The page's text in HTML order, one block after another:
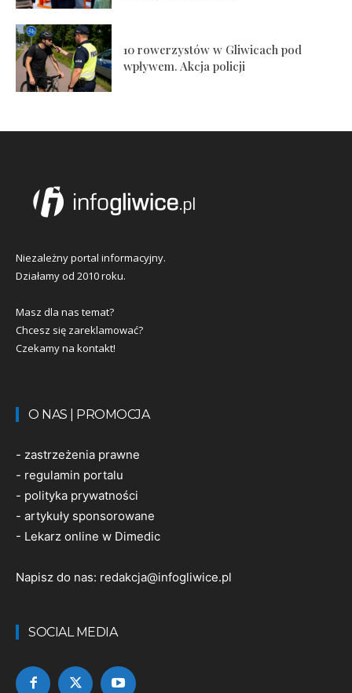
10 rowerzystów w Gliwicach pod
wpływem. Akcja policji
Niezależny portal informacyjny.
Działamy od 2010 roku.
Masz dla nas temat?
Chcesz się zareklamować?
Czekamy na kontakt!
O NAS | PROMOCJA
- zastrzeżenia prawne
- regulamin portalu
- polityka prywatności
- artykuły sponsorowane
- Lekarz online w Dimedic
Napisz do nas: redakcja@infogliwice.pl
SOCIAL MEDIA